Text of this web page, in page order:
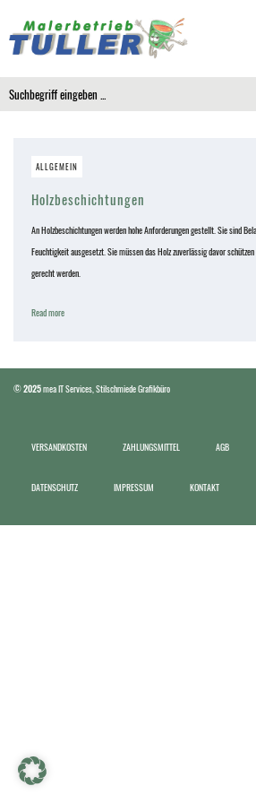
ALLGEMEIN
Holzbeschichtungen
An Holzbeschichtungen werden hohe Anforderungen gestellt. Sie sind
Feuchtigkeit ausgesetzt. Sie müssen das Holz zuverlässig davor
gerecht werden.
Read more
©2025mea IT Services Stilschmiede Grafikbüro
VERSANDKOSTEN ZAHLUNGSMITTEL AGB
DATENSCHUTZ IMPRESSUM KONTAKT